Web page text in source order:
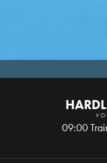
09:00